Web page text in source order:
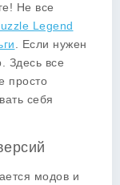
Не все
Legend
. Если нужен
Здесь все
просто
себя
модов и